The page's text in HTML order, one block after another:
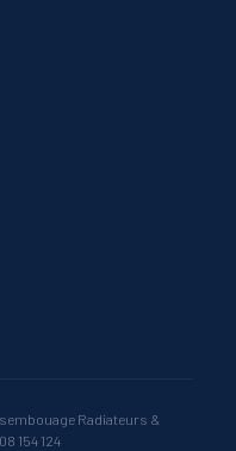
Radiateurs &
154 124